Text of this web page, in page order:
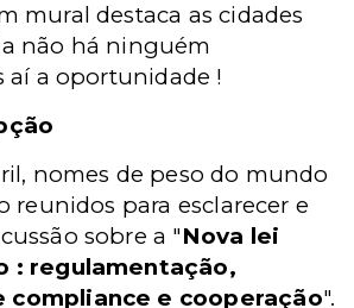
mural destaca as cidades
não há ninguém
aí a oportunidade !
nomes de peso do mundo
reunidos para esclarecer e
sobre a "Nova lei
: regulamentação,
compliance e cooperação".